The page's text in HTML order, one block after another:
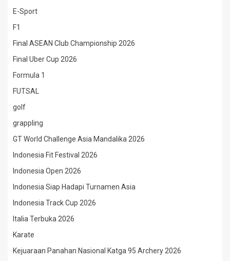
E-Sport
F1
Final ASEAN Club Championship 2026
Final Uber Cup 2026
Formula 1
FUTSAL
golf
grappling
GT World Challenge Asia Mandalika 2026
Indonesia Fit Festival 2026
Indonesia Open 2026
Indonesia Siap Hadapi Turnamen Asia
Indonesia Track Cup 2026
Italia Terbuka 2026
Karate
Kejuaraan Panahan Nasional Katga 95 Archery 2026